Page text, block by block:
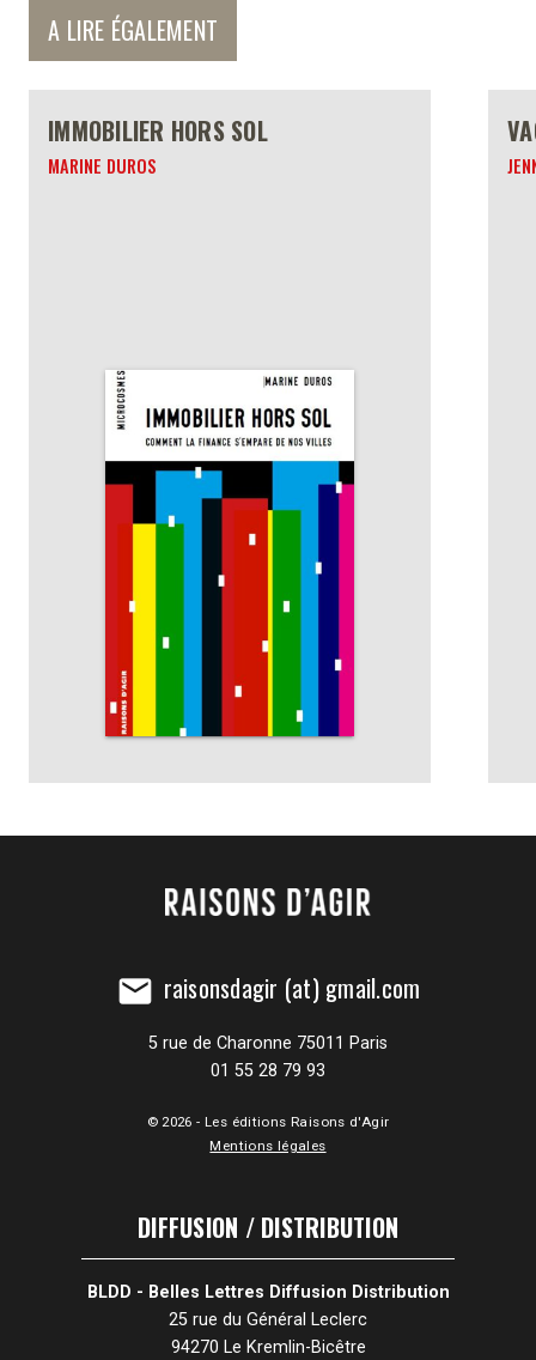
A LIRE ÉGALEMENT
IMMOBILIER HORS SOL
MARINE DUROS
mail raisonsdagir (at) gmail.com
5 rue de Charonne 75011 Paris
01 55 28 79 93
© 2026 - Les éditions Raisons d'Agir
Mentions légales
DIFFUSION / DISTRIBUTION
BLDD - Belles Lettres Diffusion Distribution
25 rue du Général Leclerc
94270 Le Kremlin-Bicêtre